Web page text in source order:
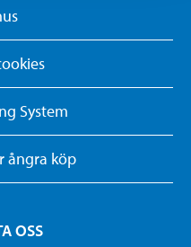
System
ångra köp
OSS